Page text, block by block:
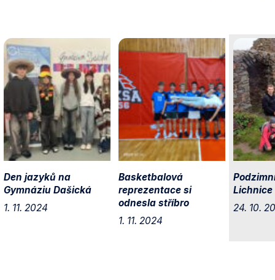
Den jazyků na
Gymnáziu Dašická
1. 11. 2024
Basketbalová
reprezentace si
odnesla stříbro
1. 11. 2024
Lichnice
24. 10.